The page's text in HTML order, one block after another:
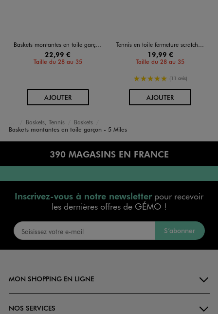
Baskets montantes en toile garçon - 5 Miles
22,99 €
Taille du 28 au 35
AJOUTERAU PANIER
Tennis en toile fermeture scratch garçon - 5 Miles
19,99 €
Taille du 28 au 35
5/5 de moyenne
(11 avis)
AJOUTERAU PANIER
Accueil
Garçon
Chaussures
Baskets, Tennis
Baskets
Baskets montantes en toile garçon - 5 Miles
390 MAGASINS EN FRANCE
Inscrivez-vous à notre newsletterpour recevoir
les dernières offres de GÉMO !
S’abonner
MON SHOPPING EN LIGNE
NOS SERVICES